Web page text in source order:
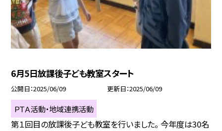
6月5日放課後子ども教室スタート
公開日 2025/06/09 更新日 2025/06/09
ＰＴＡ活動・地域連携活動
第１回目の放課後子ども教室を行いました。 今年度は30名